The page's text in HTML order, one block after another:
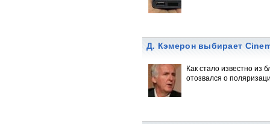
Д. Кэмерон выбирает
Как стало известно из
отозвался о